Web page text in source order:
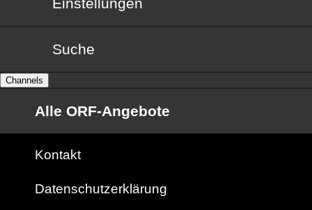
Einstellungen
Suche
Channels
Alle ORF-Angebote
Kontakt
Datenschutzerklärung